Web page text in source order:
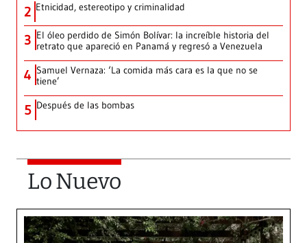
2 Etnicidad, estereotipo y criminalidad
3 El óleo perdido de Simón Bolívar: la increíble historia del
retrato que apareció en Panamá y regresó a Venezuela
4 Samuel Vernaza: ‘La comida más cara es la que no se
tiene’
5 Después de las bombas
Lo Nuevo